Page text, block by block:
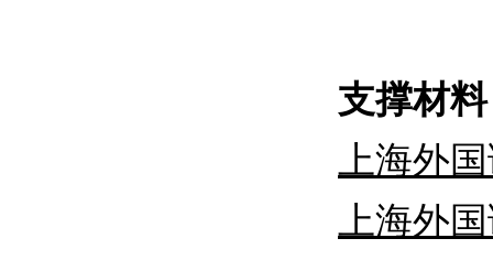
支撑材
上海外
上海外